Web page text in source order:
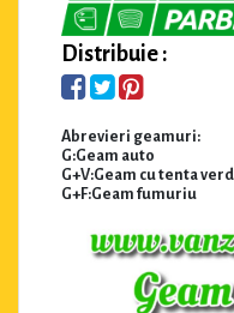
Distribuie :
Abrevieri geamuri:
G:Geam auto
G+V:Geam cu tenta
G+F:Geam fumuriu